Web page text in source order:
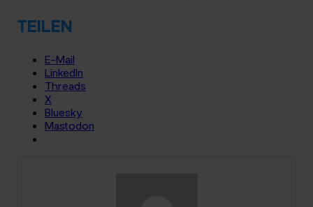
TEILEN
E-Mail
LinkedIn
Threads
X
Bluesky
Mastodon